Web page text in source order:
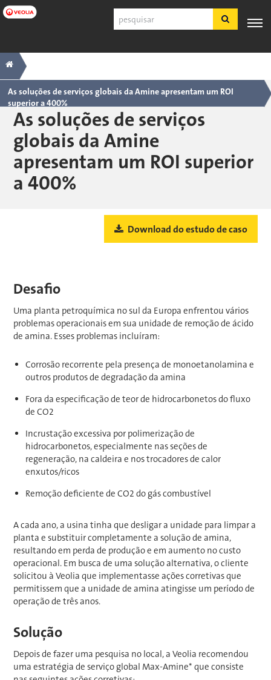
Pular
para
principal
Pesquisar
Navegação
principal
ESPECIALIZAÇÃO
Português
SDS
COA
Sobre
Carreiras
Inscreva-se
Trilha
As soluções de serviços globais da Amine apresentam um ROI
superior a 400%
As soluções de serviços
globais da Amine
apresentam um ROI superior
a 400%
Download do estudo de caso
Desafio
Uma planta petroquímica no sul da Europa enfrentou vários
problemas operacionais em sua unidade de remoção de ácido
de amina. Esses problemas incluíram:
Corrosão recorrente pela presença de monoetanolamina e
outros produtos de degradação da amina
Fora da especificação de teor de hidrocarbonetos do fluxo
de CO2
Incrustação excessiva por polimerização de
hidrocarbonetos, especialmente nas seções de
regeneração, na caldeira e nos trocadores de calor
enxutos/ricos
Remoção deficiente de CO2 do gás combustível
A cada ano, a usina tinha que desligar a unidade para limpar a
planta e substituir completamente a solução de amina,
resultando em perda de produção e em aumento no custo
operacional. Em busca de uma solução alternativa, o cliente
solicitou à Veolia que implementasse ações corretivas que
permitissem que a unidade de amina atingisse um período de
operação de três anos.
Solução
Depois de fazer uma pesquisa no local, a Veolia recomendou
uma estratégia de serviço global Max-Amine* que consiste